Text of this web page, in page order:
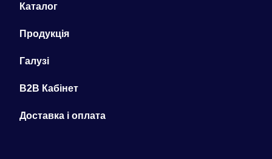
Каталог
Продукція
Галузі
B2B Кабінет
Доставка і оплата